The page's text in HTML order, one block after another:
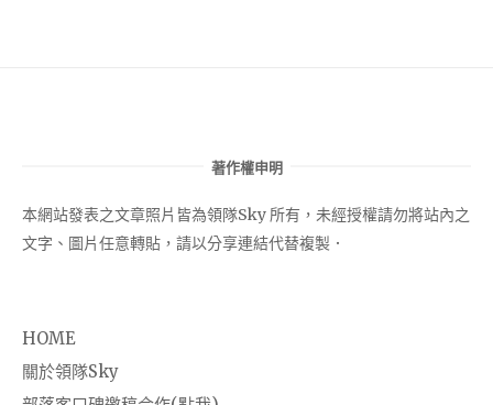
著作權申明
本網站發表之文章照片皆為領隊Sky 所有，未經授權請勿將站內之
文字、圖片任意轉貼，請以分享連結代替複製．
HOME
關於領隊Sky